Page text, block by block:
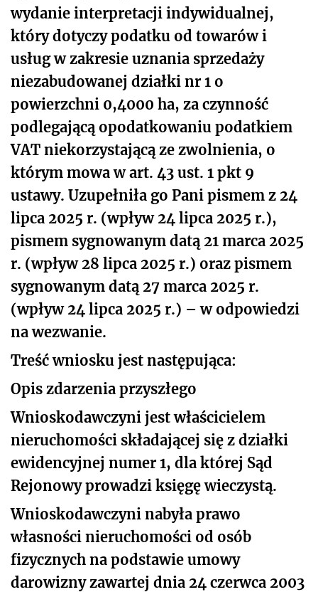
wydanie interpretacji indywidualnej,
który dotyczy podatku od towarów i
usług w zakresie uznania sprzedaży
niezabudowanej działki nr 1 o
powierzchni 0,4000 ha, za czynność
podlegającą opodatkowaniu podatkiem
VAT niekorzystającą ze zwolnienia, o
którym mowa w art. 43 ust. 1 pkt 9
ustawy. Uzupełniła go Pani pismem z 24
lipca 2025 r. (wpływ 24 lipca 2025 r.),
pismem sygnowanym datą 21 marca 2025
r. (wpływ 28 lipca 2025 r.) oraz pismem
sygnowanym datą 27 marca 2025 r.
(wpływ 24 lipca 2025 r.) – w odpowiedzi
na wezwanie.
Treść wniosku jest następująca:
Opis zdarzenia przyszłego
Wnioskodawczyni jest właścicielem
nieruchomości składającej się z działki
ewidencyjnej numer 1, dla której Sąd
Rejonowy prowadzi księgę wieczystą.
Wnioskodawczyni nabyła prawo
własności nieruchomości od osób
fizycznych na podstawie umowy
darowizny zawartej dnia 24 czerwca 2003